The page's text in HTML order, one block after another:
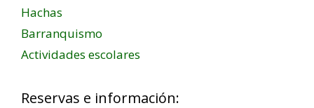
Hachas
Barranquismo
Actividades escolares
Reservas e información: